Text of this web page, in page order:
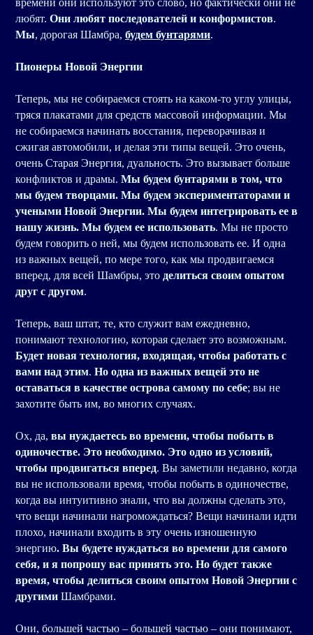
времени они используют это слово, но фактически они не
любят. Они любят последователей и конформистов.
Мы, дорогая Шамбра, будем бунтарями.
Пионеры Новой Энергии
Теперь, мы не собираемся стоять на каком-то углу улицы,
тряся плакатами для средств массовой информации. Мы
не собираемся начинать восстания, переворачивая и
сжигая автомобили, и делая эти типы вещей. Это очень,
очень Старая Энергия, дуальность. Это вызывает больше
конфликтов и драмы. Мы будем бунтарями в том, что
мы будем творцами. Мы будем экспериментаторами и
учеными Новой Энергии. Мы будем интегрировать ее в
нашу жизнь. Мы будем ее использовать. Мы не просто
будем говорить о ней, мы будем использовать ее. И одна
из важных вещей, по мере того, как мы продвигаемся
вперед, для всей Шамбры, это делиться своим опытом
друг с другом.
Теперь, ваш штат, те, кто служит вам ежедневно,
понимают технологию, которая сделает это возможным.
Будет новая технология, входящая, чтобы работать с
вами над этим. Но одна из важных вещей это не
оставаться в качестве острова самому по себе; вы не
захотите быть им, во многих случаях.
Ох, да, вы нуждаетесь во времени, чтобы побыть в
одиночестве. Это необходимо. Это одно из условий,
чтобы продвигаться вперед. Вы заметили недавно, когда
вы не использовали время, чтобы побыть в одиночестве,
когда вы интуитивно знали, что вы должны сделать это,
что вещи начинали нагромождаться? Вещи начинали идти
плохо, начинали входить в эту очень изношенную
энергию. Вы будете нуждаться во времени для самого
себя, и я попрошу вас принять это. Но будет также
время, чтобы делиться своим опытом Новой Энергии с
другими Шамбрами.
Они, большей частью – большей частью – они понимают,